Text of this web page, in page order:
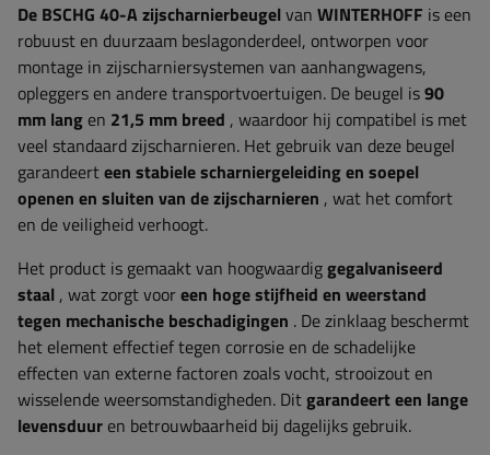
De BSCHG 40-A zijscharnierbeugelvan WINTERHOFF is een
robuust en duurzaam beslagonderdeel, ontworpen voor
montage in zijscharniersystemen van aanhangwagens,
opleggers en andere transportvoertuigen. De beugel is90
mm lang en 21,5 mm breed , waardoor hij compatibel is met
veel standaard zijscharnieren. Het gebruik van deze beugel
garandeerteen stabiele scharniergeleiding en soepel
openen en sluiten van de zijscharnieren , wat het comfort
en de veiligheid verhoogt.
Het product is gemaakt van hoogwaardiggegalvaniseerd
staal , wat zorgt vooreen hoge stijfheid en weerstand
tegen mechanische beschadigingen . De zinklaag beschermt
het element effectief tegen corrosie en de schadelijke
effecten van externe factoren zoals vocht, strooizout en
wisselende weersomstandigheden. Ditgarandeert een lange
levensduur en betrouwbaarheid bij dagelijks gebruik.